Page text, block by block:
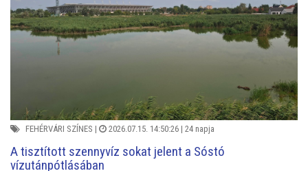
FEHÉRVÁRI SZÍNES | 2026.07.15. 14:50:26 | 24 napja
A tisztított szennyvíz sokat jelent a Sóstó
vízutánpótlásában